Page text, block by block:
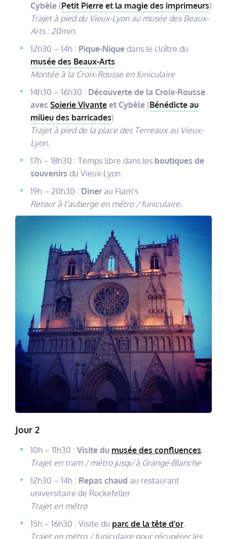
Cybèle (Petit Pierre et la magie des imprimeurs)
Trajet à pied du Vieux-Lyon au musée des Beaux-
Arts : 20min.
12h30 – 14h : Pique-Nique dans le cloître du
musée des Beaux-Arts.
Montée à la Croix-Rousse en funiculaire
14h30 – 16h30 : Découverte de la Croix-Rousse
avec Soierie Vivante et Cybèle (Bénédicte au
milieu des barricades)
Trajet à pied de la place des Terreaux au Vieux-
Lyon.
17h – 18h30 : Temps libre dans les boutiques de
souvenirs du Vieux-Lyon.
19h – 20h30 : Diner au Flam’s
Retour à l’auberge en métro / funiculaire.
Jour 2
10h – 11h30 : Visite du musée des confluences.
Trajet en tram / métro jusqu’à Grange-Blanche
12h30 – 14h : Repas chaud au restaurant
universitaire de Rockefeller
Trajet en métro
15h – 16h30 : Visite du parc de la tête d’or.
Trajet en métro / funiculaire pour récupérer les